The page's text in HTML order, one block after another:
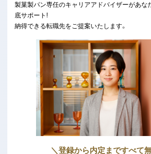
製菓製パン専任のキャリアアドバイザーがあな
底サポート!
納得できる転職先をご提案いたします。
＼登録から内定まですべて